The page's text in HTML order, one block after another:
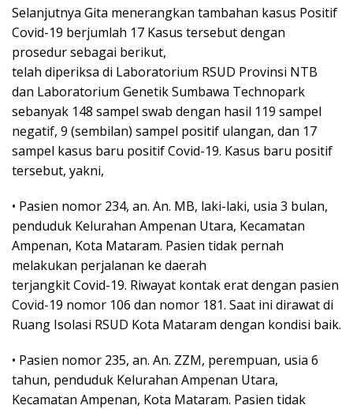
Selanjutnya Gita menerangkan tambahan kasus Positif
Covid-19 berjumlah 17 Kasus tersebut dengan
prosedur sebagai berikut,
telah diperiksa di Laboratorium RSUD Provinsi NTB
dan Laboratorium Genetik Sumbawa Technopark
sebanyak 148 sampel swab dengan hasil 119 sampel
negatif, 9 (sembilan) sampel positif ulangan, dan 17
sampel kasus baru positif Covid-19. Kasus baru positif
tersebut, yakni,
• Pasien nomor 234, an. An. MB, laki-laki, usia 3 bulan,
penduduk Kelurahan Ampenan Utara, Kecamatan
Ampenan, Kota Mataram. Pasien tidak pernah
melakukan perjalanan ke daerah
terjangkit Covid-19. Riwayat kontak erat dengan pasien
Covid-19 nomor 106 dan nomor 181. Saat ini dirawat di
Ruang Isolasi RSUD Kota Mataram dengan kondisi baik.
• Pasien nomor 235, an. An. ZZM, perempuan, usia 6
tahun, penduduk Kelurahan Ampenan Utara,
Kecamatan Ampenan, Kota Mataram. Pasien tidak